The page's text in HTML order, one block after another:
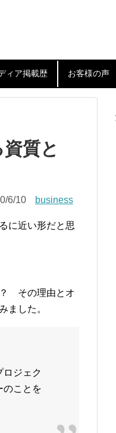
ィア掲載歴 お客様の声
質と
6/10 business
に近い形だと思
？ その理由とオ
ました。
ロジェク
のことを